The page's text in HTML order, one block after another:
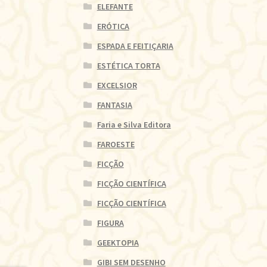
ELEFANTE
ERÓTICA
ESPADA E FEITIÇARIA
ESTÉTICA TORTA
EXCELSIOR
FANTASIA
Faria e Silva Editora
FAROESTE
FICÇÃO
FICÇÃO CIENTÍFICA
FICÇÃO CIENTÍFICA
FIGURA
GEEKTOPIA
GIBI SEM DESENHO